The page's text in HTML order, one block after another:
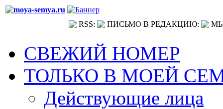
RSS: ПИСЬМО В РЕДАКЦИЮ:
СВЕЖИЙ НОМЕР
ТОЛЬКО В МОЕЙ
Действующие лица